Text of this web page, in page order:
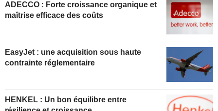
ADECCO : Forte croissance organique et
maîtrise efficace des coûts
EasyJet : une acquisition sous haute
contrainte réglementaire
HENKEL : Un bon équilibre entre